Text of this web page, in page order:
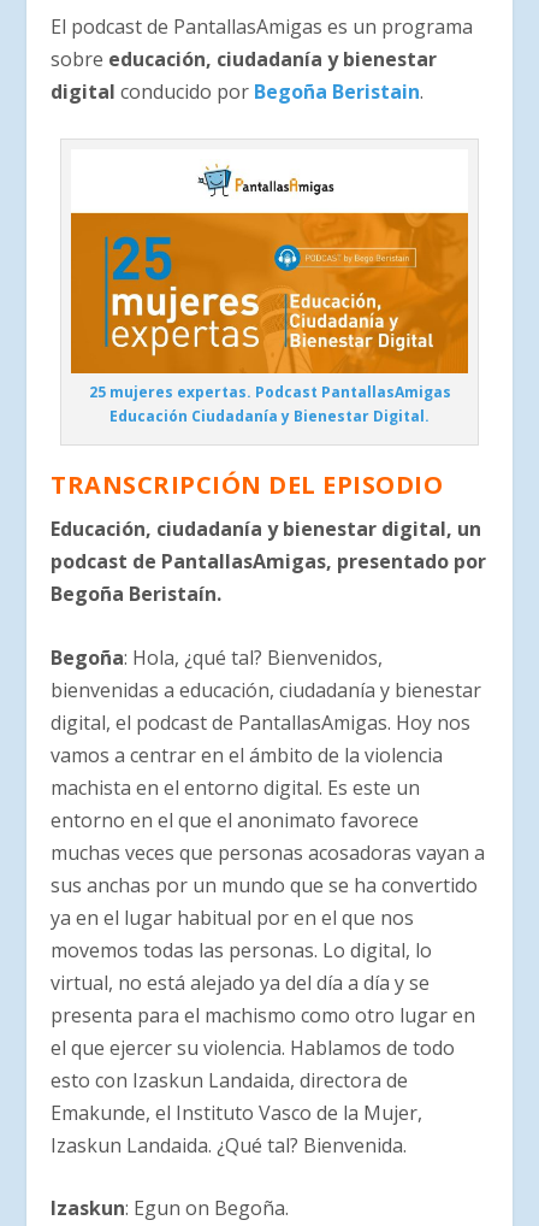
El podcast de PantallasAmigas es un programa
sobre educación, ciudadanía y bienestar
digital conducido por Begoña Beristain.
25 mujeres expertas. Podcast PantallasAmigas
Educación Ciudadanía y Bienestar Digital.
TRANSCRIPCIÓN DEL EPISODIO
Educación, ciudadanía y bienestar digital, un
podcast de PantallasAmigas, presentado por
Begoña Beristaín.
Begoña: Hola, ¿qué tal? Bienvenidos,
bienvenidas a educación, ciudadanía y bienestar
digital, el podcast de PantallasAmigas. Hoy nos
vamos a centrar en el ámbito de la violencia
machista en el entorno digital. Es este un
entorno en el que el anonimato favorece
muchas veces que personas acosadoras vayan a
sus anchas por un mundo que se ha convertido
ya en el lugar habitual por en el que nos
movemos todas las personas. Lo digital, lo
virtual, no está alejado ya del día a día y se
presenta para el machismo como otro lugar en
el que ejercer su violencia. Hablamos de todo
esto con Izaskun Landaida, directora de
Emakunde, el Instituto Vasco de la Mujer,
Izaskun Landaida. ¿Qué tal? Bienvenida.
Izaskun: Egun on Begoña.